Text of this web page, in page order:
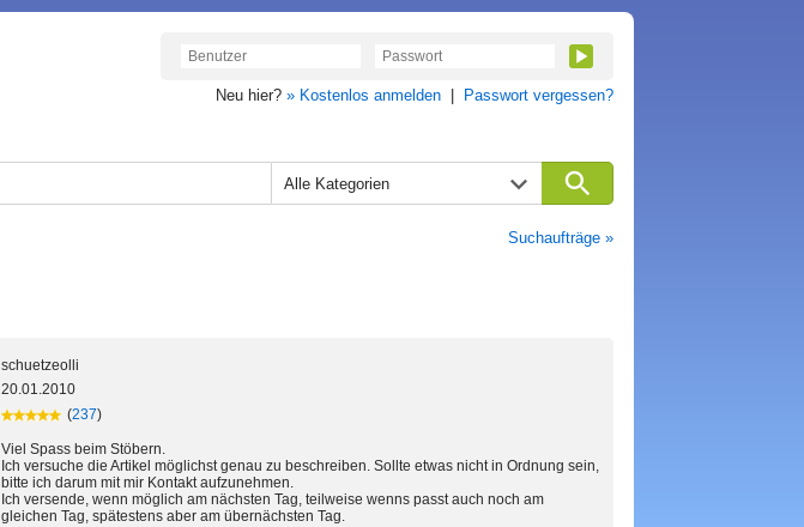
Neu hier? » Kostenlos anmelden Passwort vergessen?
Alle Kategorien
Suchaufträge »
schuetzeolli
20.01.2010
(237)
Viel Spass beim Stöbern.
Ich versuche die Artikel möglichst genau zu beschreiben. Sollte etwas nicht in Ordnung sein,
bitte ich darum mit mir Kontakt aufzunehmen.
Ich versende, wenn möglich am nächsten Tag, teilweise wenns passt auch noch am
gleichen Tag, spätestens aber am übernächsten Tag.